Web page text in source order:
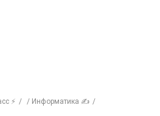
⚡
Информатика ✍